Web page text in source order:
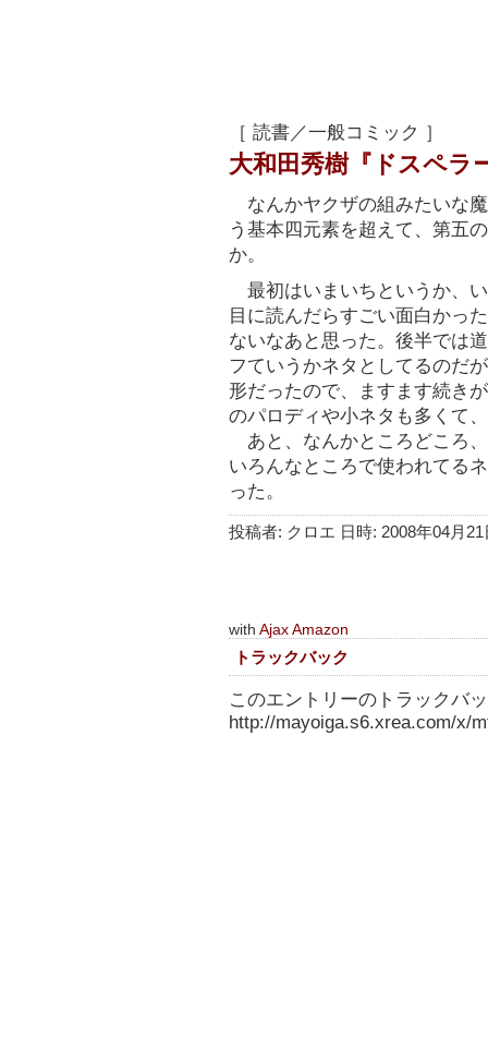
［ 読書／一般コミック ］
大和田秀樹『ドスペラ
なんかヤクザの組みたいな
う基本四元素を超えて、第五
か。
最初はいまいちというか、
目に読んだらすごい面白かっ
ないなあと思った。後半では
フていうかネタとしてるのだ
形だったので、ますます続き
のパロディや小ネタも多くて
あと、なんかところどころ
いろんなところで使われてる
った。
投稿者: クロエ 日時: 2008年04月21
with Ajax Amazon
トラックバック
このエントリーのトラックバ
http://mayoiga.s6.xrea.com/x/